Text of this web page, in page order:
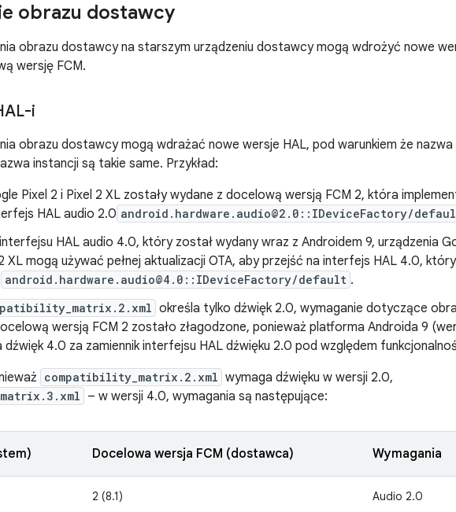
obrazu dostawcy
obrazu dostawcy na starszym urządzeniu dostawcy mogą wdrożyć nowe
wersję FCM.
i
obrazu dostawcy mogą wdrażać nowe wersje HAL, pod warunkiem że nazwa
instancji są takie same. Przykład:
Pixel 2 i Pixel 2 XL zostały wydane z docelową wersją FCM 2, która
HAL audio 2.0 android.hardware.audio@2.0::IDeviceFactory/
HAL audio 4.0, który został wydany wraz z Androidem 9, urządzenia
XL mogą używać pełnej aktualizacji OTA, aby przejść na interfejs HAL 4.0, który
android.hardware.audio@4.0::IDeviceFactory/default .
określa tylko dźwięk 2.0, wymaganie dotyczące
wersją FCM 2 zostało złagodzone, ponieważ platforma Androida 9
dźwięk 4.0 za zamiennik interfejsu HAL dźwięku 2.0 pod względem
compatibility_matrix.2.xml wymaga dźwięku w wersji 2.0,
– w wersji 4.0, wymagania są następujące:
Docelowa wersja FCM (dostawca) Wymagania
2 (8.1) Audio 2.0